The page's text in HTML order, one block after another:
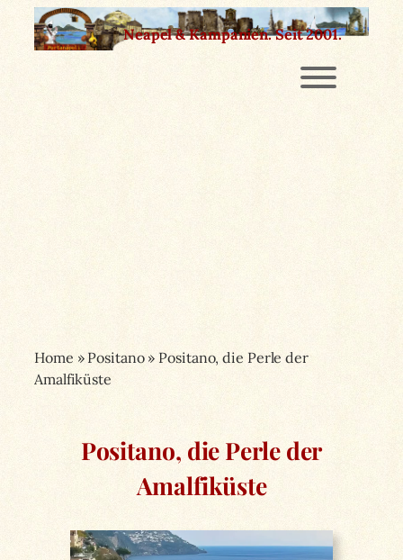
Zum
Inhalt
Neapel & Kampanien.Seit 2001.
Home » Positano» Positano, die Perle der
Amalfiküste
Positano, die Perle der
Amalfiküste